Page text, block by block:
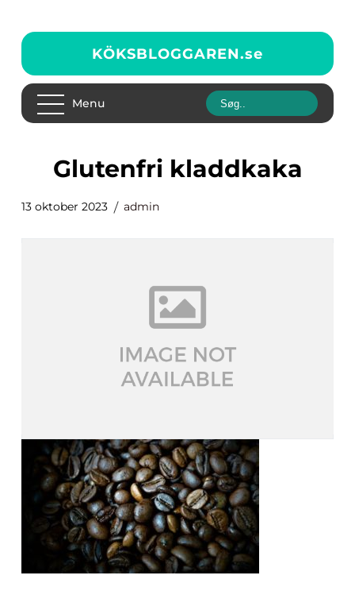
KÖKSBLOGGAREN.se
Menu
glutenfri kladdkaka
13 oktober 2023 admin